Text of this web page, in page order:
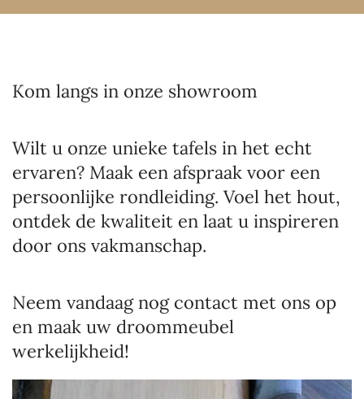
Kom langs in onze showroom
Wilt u onze unieke tafels in het echt
ervaren? Maak een afspraak voor een
persoonlijke rondleiding. Voel het hout,
ontdek de kwaliteit en laat u inspireren
door ons vakmanschap.
Neem vandaag nog contact met ons op
en maak uw droommeubel
werkelijkheid!